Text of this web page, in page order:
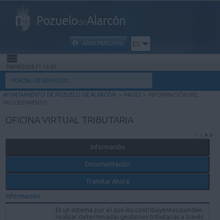
PozuelodeAlarcón
ÁREA PERSONAL ES
INICIO
INFORMACIÓN PÚBLICA
MI CARPETA
INFORMACIÓN MUNICIPAL
AYUDA
08/08/2026 21:16:42
PORTAL DE SERVICIOS
AYUNTAMIENTO DE POZUELO DE ALARCÓN > INICIO > INFORMACIÓN DEL
PROCEDIMIENTO
OFICINA VIRTUAL TRIBUTARIA
Información
Documentación
Tramitar Ahora
Información
Es un sistema por el que los contribuyentes pueden
realizar determinadas gestiones tributarias a través